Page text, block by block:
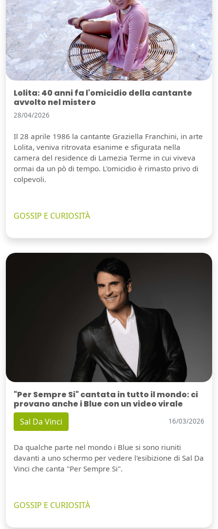
Lolita: 40 anni fa l'omicidio della cantante
avvolto nel mistero
28/04/2026
Il 28 aprile 1986 la cantante Graziella Franchini, in arte
Lolita, veniva ritrovata esanime e sfigurata nella
camera del residence di Lamezia Terme in cui viveva
ormai da un pò di tempo. L'omicidio è rimasto privo di
colpevoli.
GOSSIP E CURIOSITÀ
"Per Sempre Si" cantata in tutto il mondo: ci
provano anche i Blue con un video virale
Sal Da Vinci 16/03/2026
Da qualche parte nel mondo i Blue si sono riuniti
davanti a uno schermo per vedere l'esibizione di Sal Da
Vinci che canta "Per Sempre Si".
GOSSIP E CURIOSITÀ